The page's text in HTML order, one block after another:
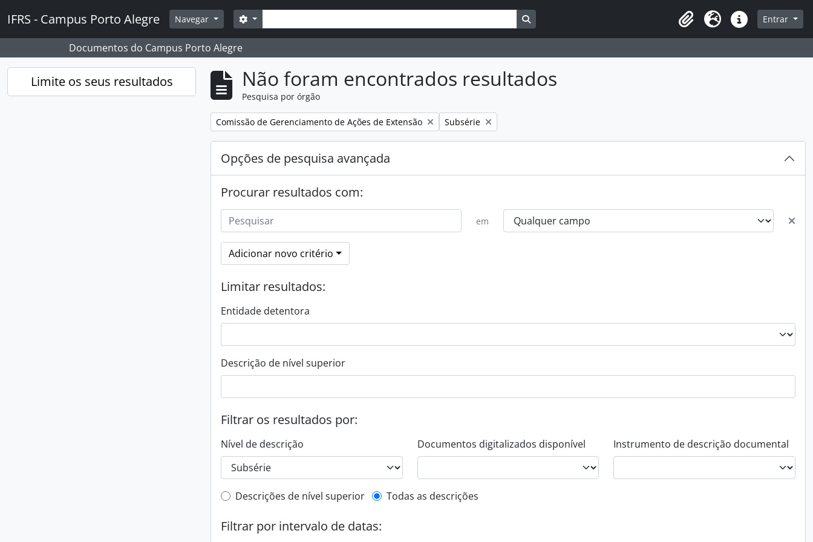
IFRS - Campus Porto Alegre Navegar Pesquisar
Opções de busca Busque na página de navegação
Idioma Ligações rápidas
Entrar
Documentos do Campus Porto Alegre
Limite os seus resultados Não foram encontrados resultados
Pesquisa por órgão
Remover filtro:
Comissão de Gerenciamento de Ações de Extensão Remover filtro:
Subsérie
Opções de pesquisa avançada
Procurar resultados com:
em
Adicionar novo critério
Limitar resultados:
Entidade detentora
Descrição de nível superior
Filtrar os resultados por:
Nível de descrição Documentos digitalizados disponível Instrumento de descrição documental
Filtro de descrição de nível superior
Descrições de nível superior Todas as descrições
Filtrar por intervalo de datas: